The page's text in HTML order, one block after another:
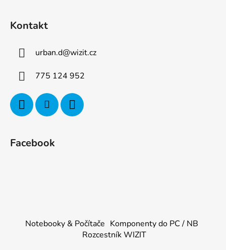
Kontakt
urban.d@wizit.cz
775 124 952
Facebook
Notebooky & Počítače Komponenty do PC / NB
Rozcestník WIZIT